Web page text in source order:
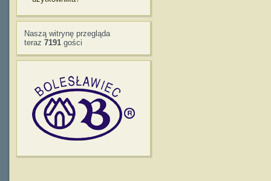
Naszą witrynę przegląda
teraz 7191 gości